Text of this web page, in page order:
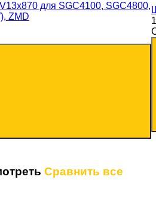
для SGC4100, SGC4800,
ZMD
Сравнить все